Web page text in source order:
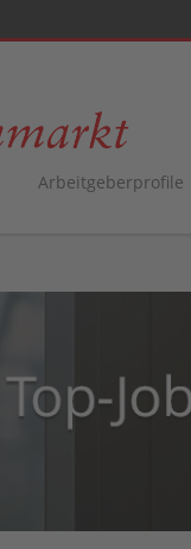
Arbeitgeberprofile